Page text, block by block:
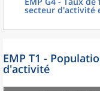
secteur d'activité
EMP T1 -
d'activité